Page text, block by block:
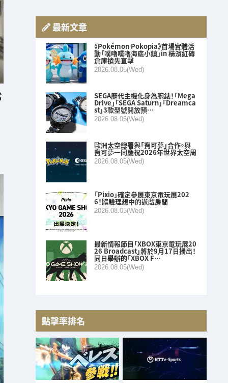
最新文章
《Pokémon Pokopia》首場實體活
動「噗嚕噗嚕海底小鎮」in 橫濱紅磚
倉庫搶先直擊
2026.08.05(Wed)
SEGA歷代主機化身為腕錶！「Mega
Drive」「SEGA Saturn」「Dreamca
st」3款型號開放預…
2026.08.05(Wed)
歐洲太空總署與「寶可夢」合作。與
寶可夢一同慶祝2026年世界太空周
2026.08.05(Wed)
「Pixio」確定參展東京電玩展202
6！體驗理想中的遊戲房間
2026.08.05(Wed)
最新情報節目「XBOX東京電玩展20
26 Broadcast」將於9月17日播出！
同日舉辦的「XBOX F…
2026.08.05(Wed)
點擊率排名